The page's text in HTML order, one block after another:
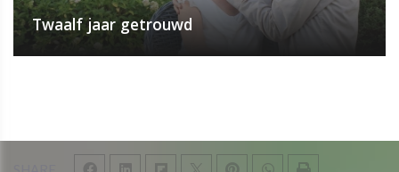
Twaalf jaar getrouwd